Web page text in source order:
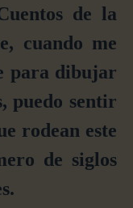
de la
cuando me
para dibujar
puedo sentir
rodean este
de siglos